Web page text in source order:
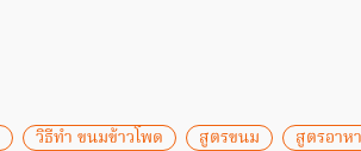
วิธีทำ ขนมข้าวโพด สูตรขนม สูตรอาห